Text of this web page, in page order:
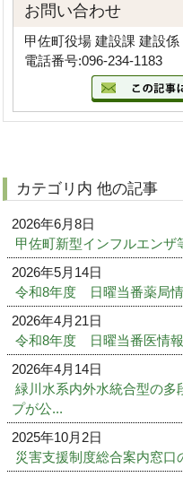
お問い合わせ
甲佐町役場 建設課 建設係
電話番号:096-234-1183
カテゴリ内 他の記事
2026年6月8日
甲佐町新型インフルエンザ
2026年5月14日
令和8年度 日曜当番薬局
2026年4月21日
令和8年度 日曜当番医情報
2026年4月14日
緑川水系内外水統合型の多
プが公...
2025年10月2日
災害支援制度総合案内窓口